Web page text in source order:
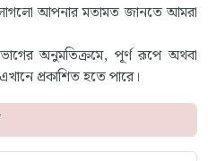
আপনার মতামত জানতে আমরা
অনুমতিক্রমে, পূর্ণ রূপে অথবা
প্রকাশিত হতে পারে।